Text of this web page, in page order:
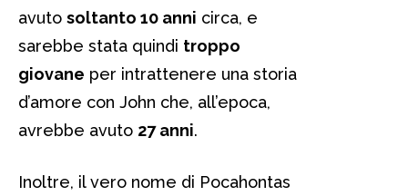
avuto soltanto 10 anni circa, e
sarebbe stata quindi troppo
giovane per intrattenere una storia
d’amore con John che, all’epoca,
avrebbe avuto 27 anni.
Inoltre, il vero nome di Pocahontas